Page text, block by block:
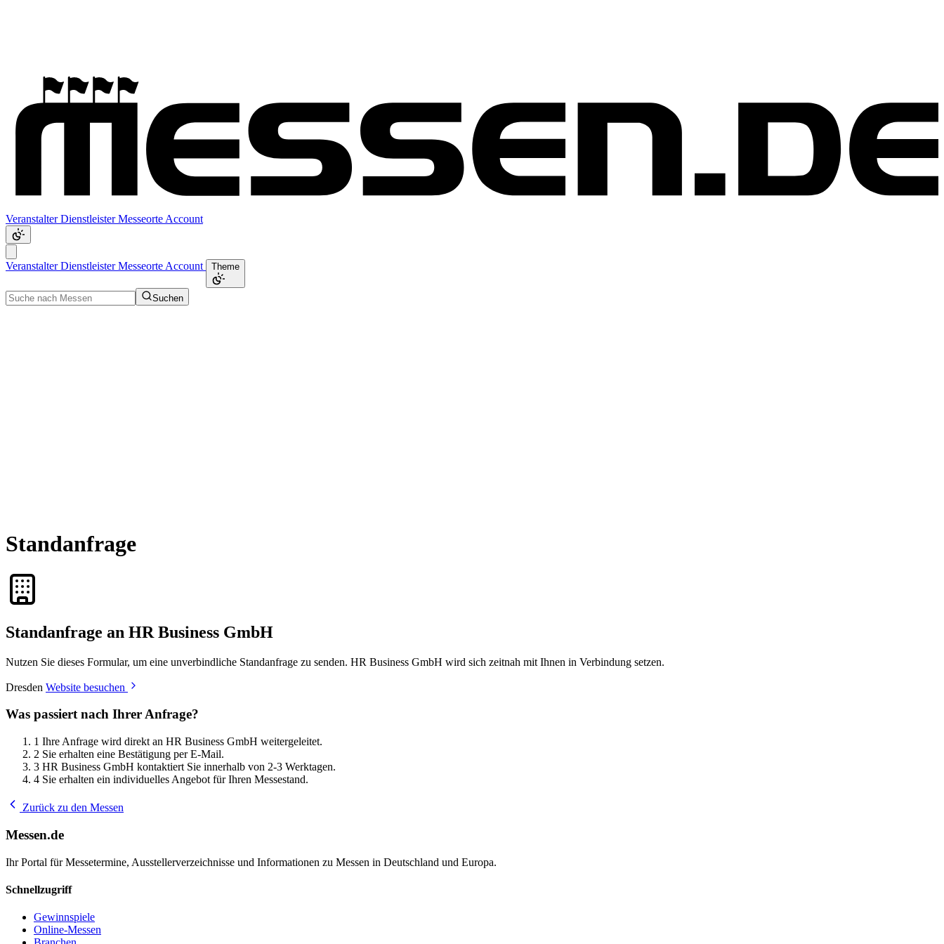
VeranstalterDienstleisterMesseorte Account
VeranstalterDienstleisterMesseorte Account Theme
Suchen
Standanfrage
Standanfrage an HR Business GmbH
Nutzen Sie dieses Formular, um eine unverbindliche Standanfrage zu senden. HR Business GmbH wird sich zeitnah mit Ihnen in Verbindung setzen.
Dresden Website besuchen
Was passiert nach Ihrer Anfrage?
1 Ihre Anfrage wird direkt an HR Business GmbH weitergeleitet.
2 Sie erhalten eine Bestätigung per E-Mail.
3 HR Business GmbH kontaktiert Sie innerhalb von 2-3 Werktagen.
4 Sie erhalten ein individuelles Angebot für Ihren Messestand.
Zurück zu den Messen
Messen.de
Ihr Portal für Messetermine, Ausstellerverzeichnisse und Informationen zu Messen in Deutschland und Europa.
Schnellzugriff
Gewinnspiele
Online-Messen